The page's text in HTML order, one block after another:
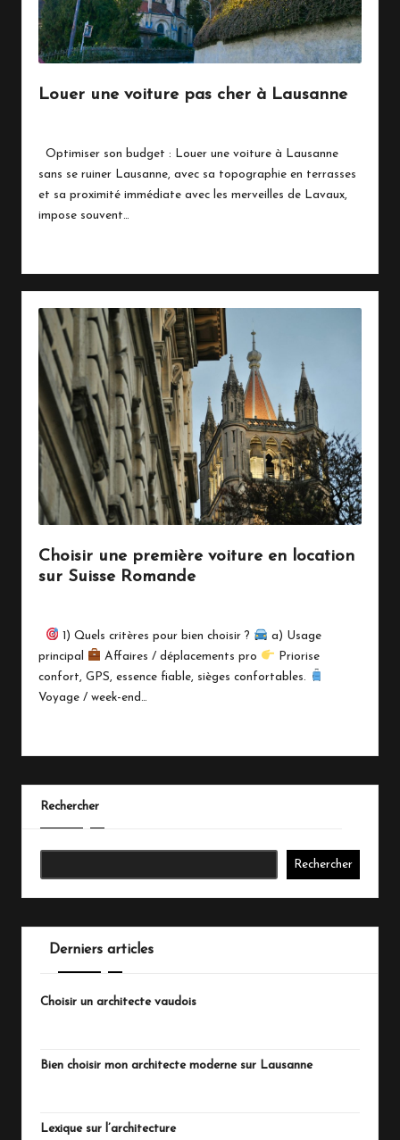
Louer une voiture pas cher à Lausanne
byOptimiser son budget : Louer une voiture à Lausanne
sans se ruiner Lausanne, avec sa topographie en terrasses
et sa proximité immédiate avec les merveilles de Lavaux,
impose souvent…
Choisir une première voiture en location
sur Suisse Romande
by
1) Quels critères pour bien choisir ?
a) Usage
principal
Affaires / déplacements pro
Priorise
confort, GPS, essence fiable, sièges confortables.
Voyage / week-end…
Rechercher
Rechercher
Derniers articles
Choisir un architecte vaudois
Bien choisir mon architecte moderne sur Lausanne
Lexique sur l’architecture